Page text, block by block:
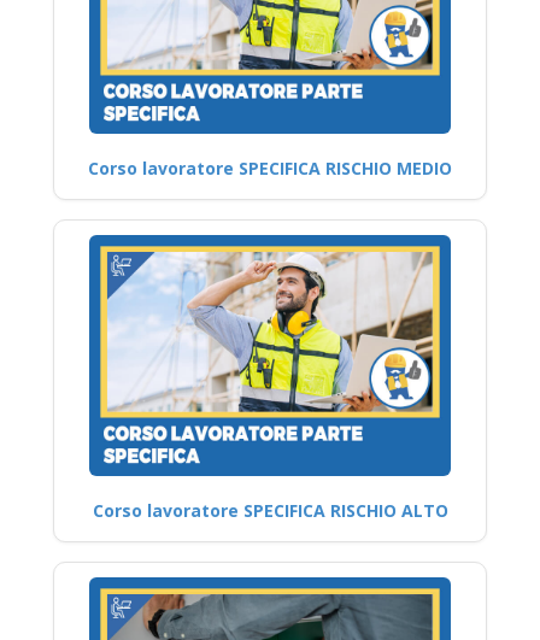
Corso lavoratore SPECIFICA RISCHIO MEDIO
Corso lavoratore SPECIFICA RISCHIO ALTO